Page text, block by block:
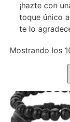
¡hazte con
toque único
te lo
Mostrando los